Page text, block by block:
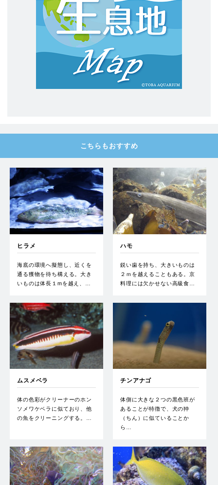
こちらもおすすめ
ヒラメ
海底の環境へ擬態し、近くを
通る獲物を待ち構える。大き
いものは体長１mを越え、…
ハモ
鋭い歯を持ち、大きいものは
２ｍを越えることもある。京
料理には欠かせない高級食…
ムスメベラ
体の色彩がクリーナーのホン
ソメワケベラに似ており、他
の魚をクリーニングする。…
チンアナゴ
体側に大きな２つの黒色班が
あることが特徴で、犬の狆
（ちん）に似ていることか
ら…